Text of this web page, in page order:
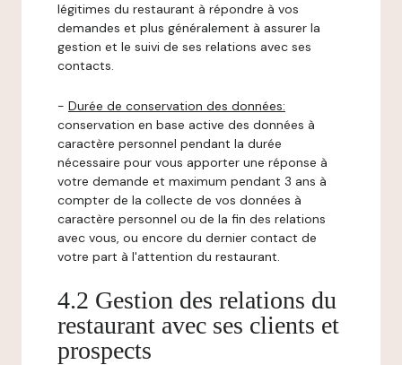
légitimes du restaurant à répondre à vos
demandes et plus généralement à assurer la
gestion et le suivi de ses relations avec ses
contacts.
- Durée de conservation des données:
conservation en base active des données à
caractère personnel pendant la durée
nécessaire pour vous apporter une réponse à
votre demande et maximum pendant 3 ans à
compter de la collecte de vos données à
caractère personnel ou de la fin des relations
avec vous, ou encore du dernier contact de
votre part à l'attention du restaurant.
4.2 Gestion des relations du
restaurant avec ses clients et
prospects